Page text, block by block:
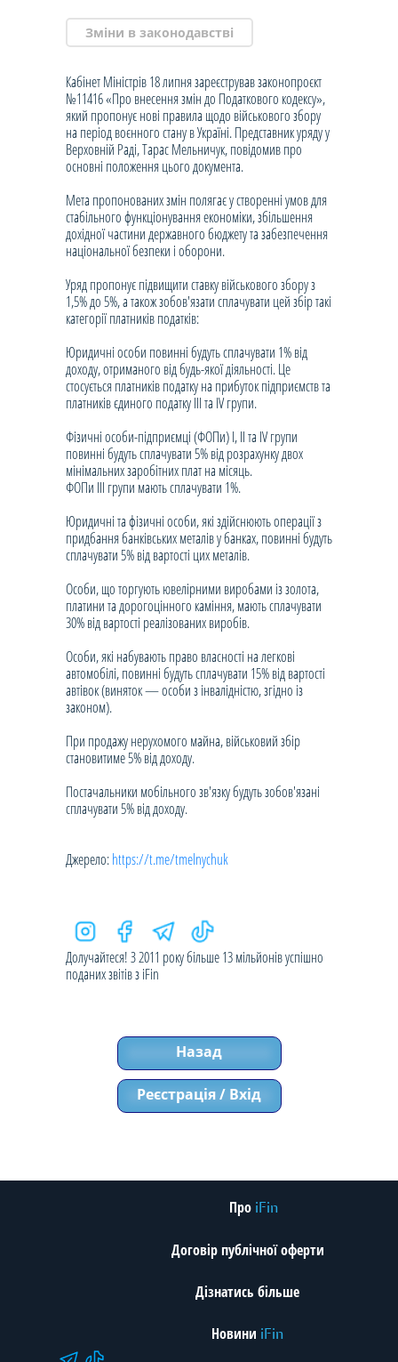
Зміни в законодавстві
Кабінет Міністрів 18 липня зареєстрував законопроєкт
№11416 «Про внесення змін до Податкового кодексу»,
який пропонує нові правила щодо військового збору
на період воєнного стану в Україні. Представник уряду у
Верховній Раді, Тарас Мельничук, повідомив про
основні положення цього документа.
Мета пропонованих змін полягає у створенні умов для
стабільного функціонування економіки, збільшення
дохідної частини державного бюджету та забезпечення
національної безпеки і оборони.
Уряд пропонує підвищити ставку військового збору з
1,5% до 5%, а також зобов'язати сплачувати цей збір такі
категорії платників податків:
Юридичні особи повинні будуть сплачувати 1% від
доходу, отриманого від будь-якої діяльності. Це
стосується платників податку на прибуток підприємств та
платників єдиного податку ІІІ та IV групи.
Фізичні особи-підприємці (ФОПи) І, ІІ та IV групи
повинні будуть сплачувати 5% від розрахунку двох
мінімальних заробітних плат на місяць.
ФОПи ІІІ групи мають сплачувати 1%.
Юридичні та фізичні особи, які здійснюють операції з
придбання банківських металів у банках, повинні будуть
сплачувати 5% від вартості цих металів.
Особи, що торгують ювелірними виробами із золота,
платини та дорогоцінного каміння, мають сплачувати
30% від вартості реалізованих виробів.
Особи, які набувають право власності на легкові
автомобілі, повинні будуть сплачувати 15% від вартості
автівок (виняток — особи з інвалідністю, згідно із
законом).
При продажу нерухомого майна, військовий збір
становитиме 5% від доходу.
Постачальники мобільного зв'язку будуть зобов'язані
сплачувати 5% від доходу.
Джерело:https://t.me/tmelnychuk
Долучайтеся! З 2011 року більше 13 мільйонів успішно
поданих звітів з iFin
Назад
Реєстрація / Вхід
Про iFin
Договір публічної оферти
Дізнатись більше
Новини iFin